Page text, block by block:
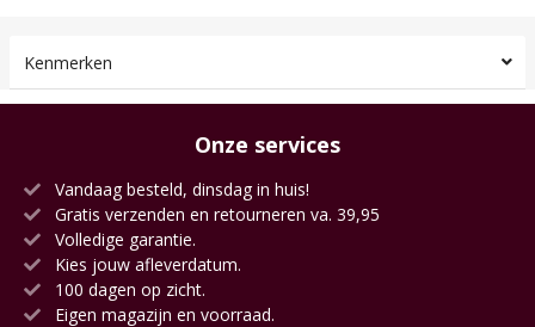
Kenmerken
Onze services
Vandaag besteld, dinsdag in huis!
Gratis verzenden en retourneren va. 39,95
Volledige garantie.
Kies jouw afleverdatum.
100 dagen op zicht.
Eigen magazijn en voorraad.